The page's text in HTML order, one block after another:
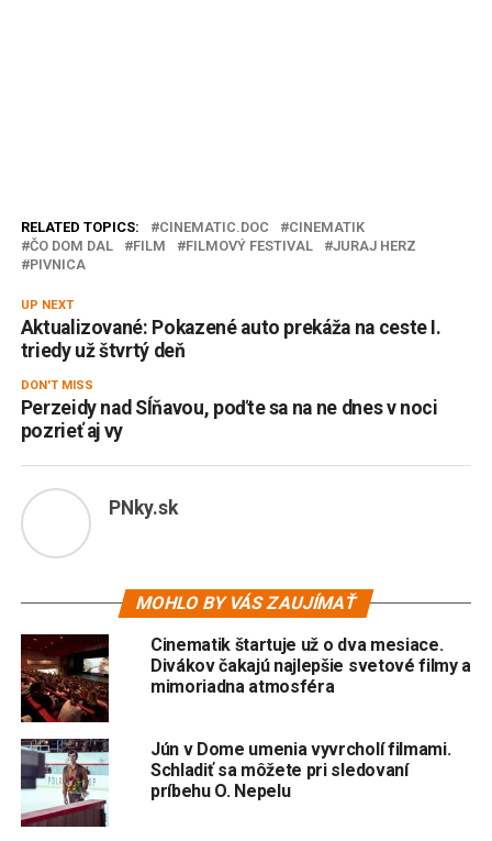
RELATED TOPICS: CINEMATIC.DOC
CINEMATIK
ČO DOM DAL
FILM FILMOVÝ FESTIVAL
JURAJ HERZ
PIVNICA
UP NEXT
Aktualizované: Pokazené auto prekáža na ceste I.
triedy už štvrtý deň
DON'T MISS
Perzeidy nad Sĺňavou, poďte sa na ne dnes v noci
pozrieť aj vy
PNky.sk
MOHLO BY VÁS ZAUJÍMAŤ
Cinematik štartuje už o dva mesiace.
Divákov čakajú najlepšie svetové filmy a
mimoriadna atmosféra
Jún v Dome umenia vyvrcholí filmami.
Schladiť sa môžete pri sledovaní
príbehu O. Nepelu